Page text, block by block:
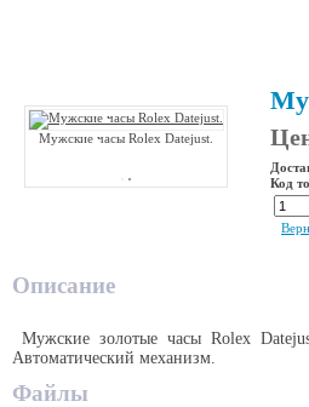
Мужские часы Rolex Datejust.
Код
Описание
Мужские золотые часы Rolex
Автоматический механизм.
Файлы